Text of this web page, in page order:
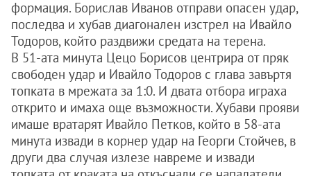
формация. Борислав Иванов отправи опасен удар,
последва и хубав диагонален изстрел на Ивайло
Тодоров, който раздвижи средата на терена.
В 51-ата минута Цецо Борисов центрира от пряк
свободен удар и Ивайло Тодоров с глава завъртя
топката в мрежата за 1:0. И двата отбора играха
открито и имаха още възможности. Хубави прояви
имаше вратарят Ивайло Петков, който в 58-ата
минута извади в корнер удар на Георги Стойчев, в
други два случая излезе навреме и извади